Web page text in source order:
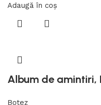
Adaugă în coș
Album de amintiri,
Botez